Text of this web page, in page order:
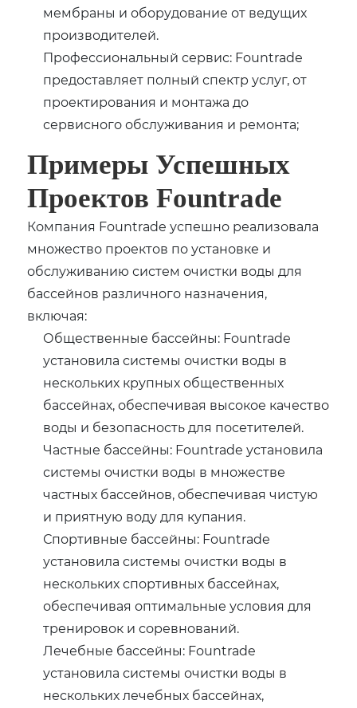
мембраны и оборудование от ведущих
производителей.
Профессиональный сервис: Fountrade
предоставляет полный спектр услуг, от
проектирования и монтажа до
сервисного обслуживания и ремонта;
Примеры Успешных
Проектов Fountrade
Компания Fountrade успешно реализовала
множество проектов по установке и
обслуживанию систем очистки воды для
бассейнов различного назначения,
включая:
Общественные бассейны: Fountrade
установила системы очистки воды в
нескольких крупных общественных
бассейнах, обеспечивая высокое качество
воды и безопасность для посетителей.
Частные бассейны: Fountrade установила
системы очистки воды в множестве
частных бассейнов, обеспечивая чистую
и приятную воду для купания.
Спортивные бассейны: Fountrade
установила системы очистки воды в
нескольких спортивных бассейнах,
обеспечивая оптимальные условия для
тренировок и соревнований.
Лечебные бассейны: Fountrade
установила системы очистки воды в
нескольких лечебных бассейнах,